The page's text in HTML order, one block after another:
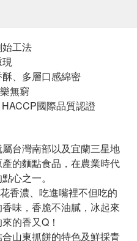
工法
、多層口感綿密
無窮
國際品質認證
台灣南部以及宜蘭三星地
的麵點食品，在農業時代
心之一。
香濃、吃進嘴裡不但吃的
味，香脆不油膩，冰起來
的香又Q！
山東抓餅的特色及鮮採青